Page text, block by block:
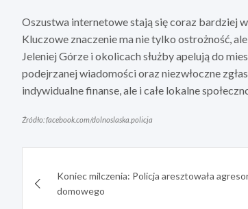
Oszustwa internetowe stają się coraz bardziej
Kluczowe znaczenie ma nie tylko ostrożność,
Jeleniej Górze i okolicach służby apelują do
podejrzanej wiadomości oraz niezwłoczne
indywidualne finanse, ale i całe lokalne
Źródło: facebook.com/dolnoslaska.policja
wpisuKoniec milczenia: Policja aresztowała
domowego